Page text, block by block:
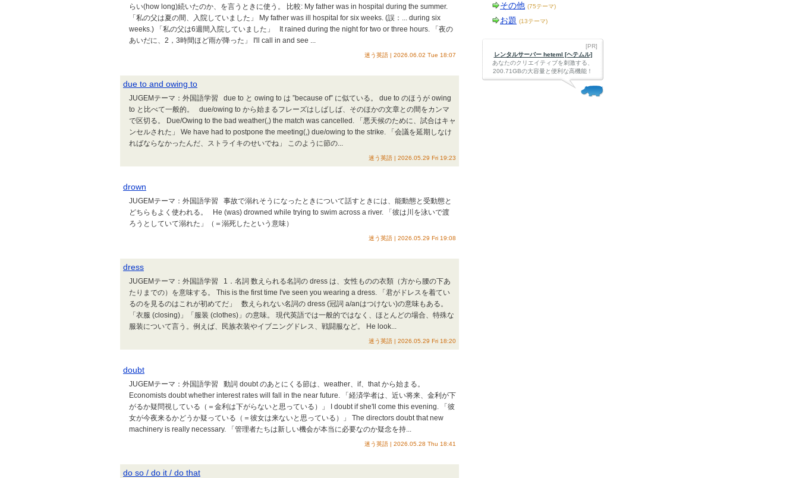
らい(how long)続いたのか、を言うときに使う。 比較: My father was in hospital during the summer.
「私の父は夏の間、入院していました」 My father was ill hospital for six weeks. (誤：... during six
weeks.) 「私の父は6週間入院していました」 It rained during the night for two or three hours. 「夜の
あいだに、2，3時間ほど雨が降った」 I'll call in and see ...
迷う英語 | 2026.06.02 Tue 18:07
due to and owing to
JUGEMテーマ：外国語学習 due to と owing to は ”because of” に似ている。 due to のほうが owing
to と比べて一般的。 due/owing to から始まるフレーズはしばしば、そのほかの文章との間をカンマ
で区切る。 Due/Owing to the bad weather(,) the match was cancelled. 「悪天候のために、試合はキャ
ンセルされた」 We have had to postpone the meeting(,) due/owing to the strike. 「会議を延期しなけ
ればならなかったんだ、ストライキのせいでね」 このように節の...
迷う英語 | 2026.05.29 Fri 19:23
drown
JUGEMテーマ：外国語学習 事故で溺れそうになったときについて話すときには、能動態と受動態と
どちらもよく使われる。 He (was) drowned while trying to swim across a river. 「彼は川を泳いで渡
ろうとしていて溺れた」（＝溺死したという意味）
迷う英語 | 2026.05.29 Fri 19:08
dress
JUGEMテーマ：外国語学習 1．名詞 数えられる名詞の dress は、女性ものの衣類（方から腰の下あ
たりまでの）を意味する。 This is the first time I've seen you wearing a dress. 「君がドレスを着てい
るのを見るのはこれが初めてだ」 数えられない名詞の dress (冠詞 a/anはつけない)の意味もある。
「衣服 (closing)」「服装 (clothes)」の意味。 現代英語では一般的ではなく、ほとんどの場合、特殊な
服装について言う。例えば、民族衣装やイブニングドレス、戦闘服など。 He look...
迷う英語 | 2026.05.29 Fri 18:20
doubt
JUGEMテーマ：外国語学習 動詞 doubt のあとにくる節は、weather、if、that から始まる。
Economists doubt whether interest rates will fall in the near future. 「経済学者は、近い将来、金利が下
がるか疑問視している（＝金利は下がらないと思っている）」 I doubt if she'll come this evening. 「彼
女が今夜来るかどうか疑っている（＝彼女は来ないと思っている）」 The directors doubt that new
machinery is really necessary. 「管理者たちは新しい機会が本当に必要なのか疑念を持...
迷う英語 | 2026.05.28 Thu 18:41
do so / do it / do that
その他 (75テーマ)
お題 (13テーマ)
[PR]
レンタルサーバー heteml [ヘテムル]
あなたのクリエイティブを刺激する、
200.71GBの大容量と便利な高機能！